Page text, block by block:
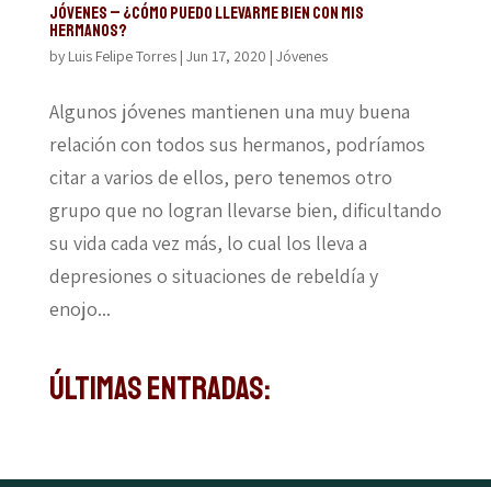
JÓVENES – ¿CÓMO PUEDO LLEVARME BIEN CON MIS
HERMANOS?
by Luis Felipe Torres| Jun 17, 2020 | Jóvenes
Algunos jóvenes mantienen una muy buena
relación con todos sus hermanos, podríamos
citar a varios de ellos, pero tenemos otro
grupo que no logran llevarse bien, dificultando
su vida cada vez más, lo cual los lleva a
depresiones o situaciones de rebeldía y
enojo...
Últimas Entradas: